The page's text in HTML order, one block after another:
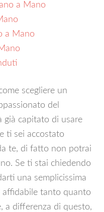
a Mano
a Mano
scegliere un
del
già capitato di usare
ti sei accostato
te, di fatto non potrai
Se ti stai chiedendo
una semplicissima
affidabile tanto quanto
a differenza di questo,